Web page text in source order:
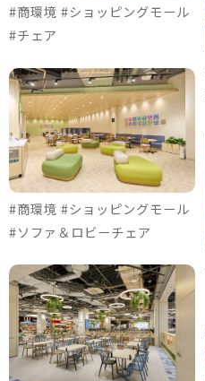
#商環境 #ショッピングモール
#チェア
#商環境 #ショッピングモール
#ソファ＆ロビーチェア